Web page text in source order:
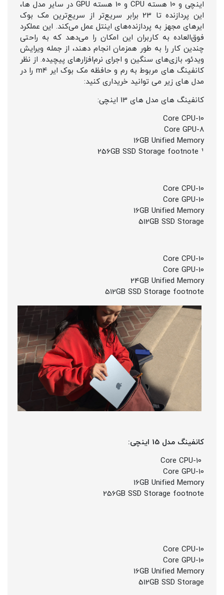
اینچی و 10 هسته CPU و 10 هسته GPU در سایر مدل ها،
این پردازنده تا 23 برابر سریع‌تر از سریع‌ترین مک بوک
ایرهای مجهز به پردازنده‌های اینتل عمل می‌کند. این عملکرد
فوق‌العاده به کاربران این امکان را می‌دهد که به راحتی
چندین کار را به طور همزمان انجام دهند، از جمله ویرایش
ویدئو، بازی‌های سنگین و اجرای نرم‌افزارهای پیچیده. از نظر
کانفینگ های مربوط به رم و حافظه مک بوک ایر m4 را در
مدل های زیر می توانید خریداری کنید:
کانفینگ های مدل های 13 اینچی:
10-Core CPU
8-Core GPU
16GB Unified Memory
256GB SSD Storage footnote ¹
10-Core CPU
10-Core GPU
16GB Unified Memory
512GB SSD Storage
10-Core CPU
10-Core GPU
24GB Unified Memory
512GB SSD Storage footnote
کانفینگ مدل 15 اینچی:
10-Core GPU
16GB Unified Memory
256GB SSD Storage footnote
10-Core CPU
10-Core GPU
16GB Unified Memory
512GB SSD Storage